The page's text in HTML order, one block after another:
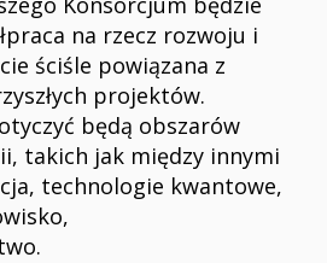
na rzecz rozwoju i
ściśle powiązana z
projektów.
będą obszarów
takich jak między innymi
technologie kwantowe,